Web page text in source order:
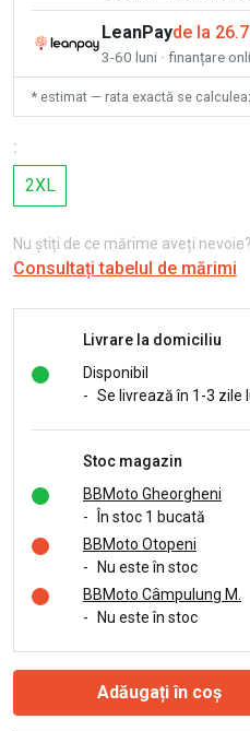
LeanPayde la
3-60 luni · finanțare
* estimat — rata exactă se
:
2XL
Nu știți de ce mărime aveți nevoie?
Consultați tabelul de mărimi
Livrare la domiciliu
Disponibil
- Se livrează în 1-3 zile
Stoc magazin
BBMoto Gheorgheni
-
În stoc 1 bucată
BBMoto Otopeni
-
Nu este în stoc
BBMoto Câmpulung M.
-
Nu este în stoc
Adăugați în coș